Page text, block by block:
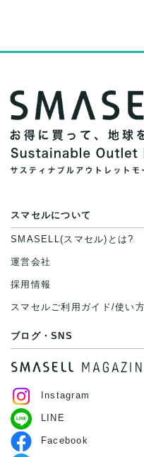
スマセルについて
SMASELL(スマセル)とは?
運営会社
採用情報
スマセルご利用ガイド/使い
ブログ・SNS
Instagram
LINE
Facebook